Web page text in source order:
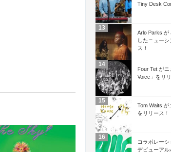
Tiny Desk
Arlo Parks が
したニュー
ス！
Four Tet が
Voice」をリ
Tom Waits が
をリリース！
コラボレーシ
デビューアル